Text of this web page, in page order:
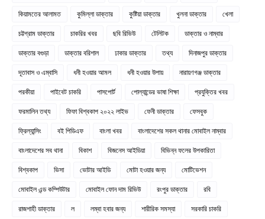
কিয়ামতের আলামত
কুমিল্লা ডাক্তার কুষ্টিয়া ডাক্তার খুলনা ডাক্তার
খেলা
চট্টগ্রাম ডাক্তার
চাকরির খবর ছবি রিভিউ টেলিটক
ডাক্তার ও নাম্বার
ডাক্তার বগুড়া
ডাক্তার বরিশাল ঢাকার ডাক্তার তথ্য
দিনাজপুর ডাক্তার
দূতাবাস ও এম্বাসি
ধনী হওয়ার আমল ধনী হওয়ার উপায়
নারায়ণগঞ্জ ডাক্তার
পরকীয়া
পাইবেট চাকরি পাসপোর্ট পোল্যান্ডের ভাষা শিক্ষা
প্রযুক্তির খবর
ফরমালিন তথ্য
ফিফা বিশ্বকাপ ২০২২ লাইভ ফেনী ডাক্তার
ফেসবুক
ফ্রিল্যান্সিং
বই পিডিএফ বাংলা খবর
বাংলাদেশের সকল থানার মোবাইল নাম্বার
বাংলাদেশের সব থানা
বিকাশ বিজনেস আইডিয়া
বিভিন্ন ফলের উপকারিতা
বিশ্বকাপ
ভিসা ভোটার আইডি মোটা হওয়ার জন্য
মোটিভেশন
মোবাইল এন্ড কম্পিউটার
মোবাইল ফোন দাম রিভিউ রংপুর ডাক্তার
রবি
রাজশাহী ডাক্তার
ল লম্বা হবার জন্য শারীরিক সমস্যা সরকারি চাকরি